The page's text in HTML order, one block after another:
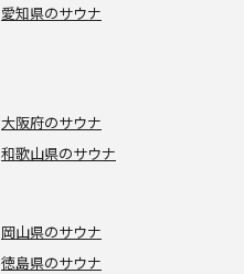
愛知県のサウナ
大阪府のサウナ
和歌山県のサウナ
岡山県のサウナ
徳島県のサウナ